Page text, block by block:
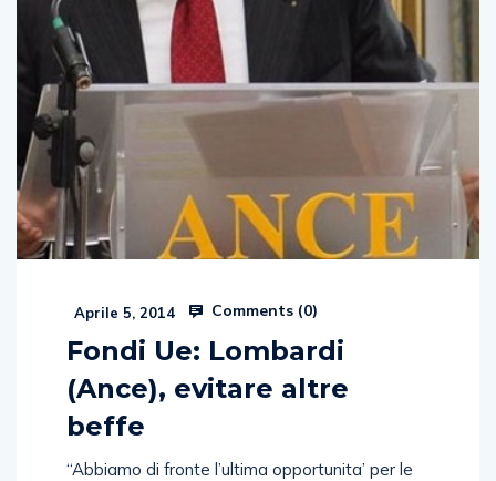
Aprile 5, 2014 Comments (0)
Fondi Ue: Lombardi
(Ance), evitare altre
beffe
“Abbiamo di fronte l’ultima opportunita’ per le